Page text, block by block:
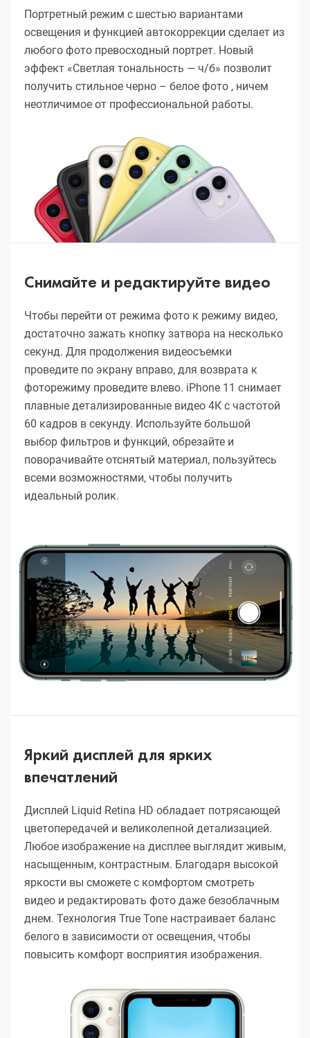
Портретный режим с шестью вариантами
освещения и функцией автокоррекции сделает из
любого фото превосходный портрет. Новый
эффект «Светлая тональность — ч/б» позволит
получить стильное черно – белое фото , ничем
неотличимое от профессиональной работы.
Снимайте и редактируйте видео
Чтобы перейти от режима фото к режиму видео,
достаточно зажать кнопку затвора на несколько
секунд. Для продолжения видеосъемки
проведите по экрану вправо, для возврата к
фоторежиму проведите влево. iPhone 11 снимает
плавные детализированные видео 4К с частотой
60 кадров в секунду. Используйте большой
выбор фильтров и функций, обрезайте и
поворачивайте отснятый материал, пользуйтесь
всеми возможностями, чтобы получить
идеальный ролик.
Яркий дисплей для ярких
впечатлений
Дисплей Liquid Retina HD обладает потрясающей
цветопередачей и великолепной детализацией.
Любое изображение на дисплее выглядит живым,
насыщенным, контрастным. Благодаря высокой
яркости вы сможете с комфортом смотреть
видео и редактировать фото даже безоблачным
днем. Технология True Tone настраивает баланс
белого в зависимости от освещения, чтобы
повысить комфорт восприятия изображения.